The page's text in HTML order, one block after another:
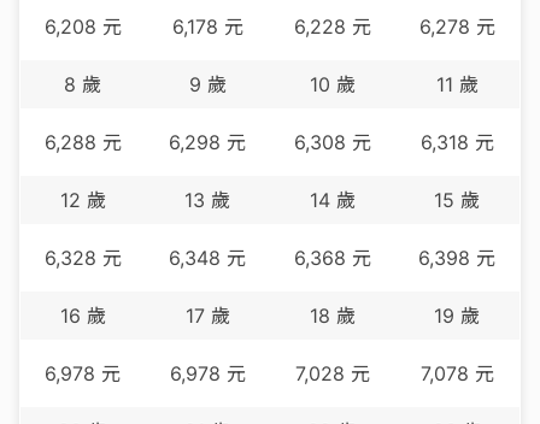
6,208 元 6,178 元 6,228 元 6,278 元
8 歲
6,288 元
9 歲
6,298 元
10 歲
6,308 元
11 歲
6,318 元
12 歲
6,328 元
13 歲
6,348 元
14歲
6,368 元
15 歲
6,398 元
16 歲
6,978 元
17歲
6,978 元
18 歲
7,028 元
19 歲
7,078 元